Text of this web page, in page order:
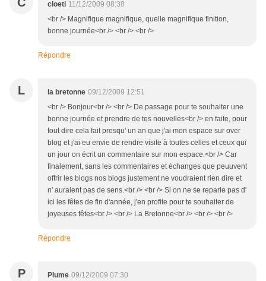
cloeti 11/12/2009 08:38
<br /> Magnifique magnifique, quelle magnifique finition,
bonne journée<br /> <br /> <br />
Répondre
L la bretonne 09/12/2009 12:51
<br /> Bonjour<br /> <br /> De passage pour te souhaiter une
bonne journée et prendre de tes nouvelles<br /> en faite, pour
tout dire cela fait presqu' un an que j'ai mon espace sur over
blog et j'ai eu envie de rendre visite à toutes celles et ceux qui
un jour on écrit un commentaire sur mon espace.<br /> Car
finalement, sans les commentaires et échanges que peuuvent
offrir les blogs nos blogs justement ne voudraient rien dire et
n' auraient pas de sens.<br /> <br /> Si on ne se reparle pas d'
ici les fêtes de fin d'année, j'en profite pour te souhaiter de
joyeuses fêtes<br /> <br /> La Bretonne<br /> <br /> <br />
Répondre
P Plume 09/12/2009 07:30